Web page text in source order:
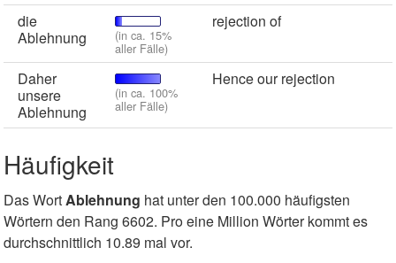
die
Ablehnung
(in ca. 15%
aller Fälle)
rejection of
Daher
unsere
Ablehnung
(in ca. 100%
aller Fälle)
Hence our rejection
Häufigkeit
Das WortAblehnung hat unter den 100.000 häufigsten
Wörtern den Rang 6602. Pro eine Million Wörter kommt es
durchschnittlich 10.89 mal vor.